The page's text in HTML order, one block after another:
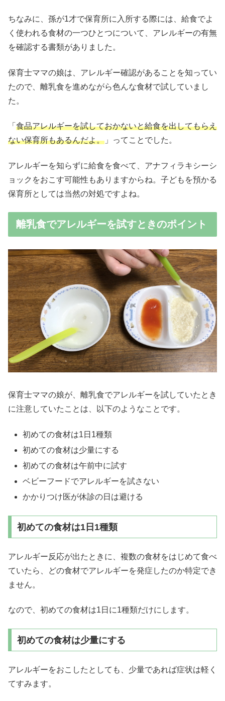
ちなみに、孫が1才で保育所に入所する際には、給食でよ
く使われる食材の一つひとつについて、アレルギーの有無
を確認する書類がありました。
保育士ママの娘は、アレルギー確認があることを知ってい
たので、離乳食を進めながら色んな食材で試していまし
た。
「 食品アレルギーを試しておかないと給食を出してもらえ
ない保育所もあるんだよ。 」ってことでした。
アレルギーを知らずに給食を食べて、アナフィラキシーシ
ョックをおこす可能性もありますからね。子どもを預かる
保育所としては当然の対処ですよね。
離乳食でアレルギーを試すときのポイント
保育士ママの娘が、離乳食でアレルギーを試していたとき
に注意していたことは、以下のようなことです。
初めての食材は1日1種類
初めての食材は少量にする
初めての食材は午前中に試す
ベビーフードでアレルギーを試さない
かかりつけ医が休診の日は避ける
初めての食材は1日1種類
アレルギー反応が出たときに、複数の食材をはじめて食べ
ていたら、どの食材でアレルギーを発症したのか特定でき
ません。
なので、初めての食材は1日に1種類だけにします。
初めての食材は少量にする
アレルギーをおこしたとしても、少量であれば症状は軽く
てすみます。